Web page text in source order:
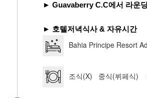
► Guavaberry C.C에서 라운딩
► 호텔저녁식사 & 자유시간
Bahia Principe Resort
조식(X) 중식(뷔페식)